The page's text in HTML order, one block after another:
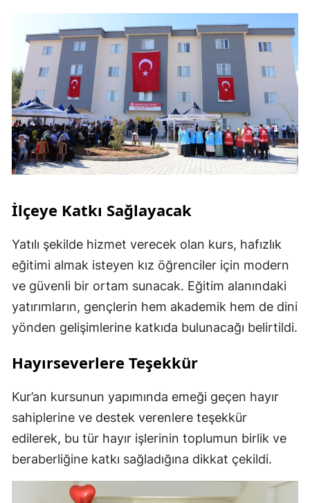
İlçeye Katkı Sağlayacak
Yatılı şekilde hizmet verecek olan kurs, hafızlık
eğitimi almak isteyen kız öğrenciler için modern
ve güvenli bir ortam sunacak. Eğitim alanındaki
yatırımların, gençlerin hem akademik hem de dini
yönden gelişimlerine katkıda bulunacağı belirtildi.
Hayırseverlere Teşekkür
Kur’an kursunun yapımında emeği geçen hayır
sahiplerine ve destek verenlere teşekkür
edilerek, bu tür hayır işlerinin toplumun birlik ve
beraberliğine katkı sağladığına dikkat çekildi.